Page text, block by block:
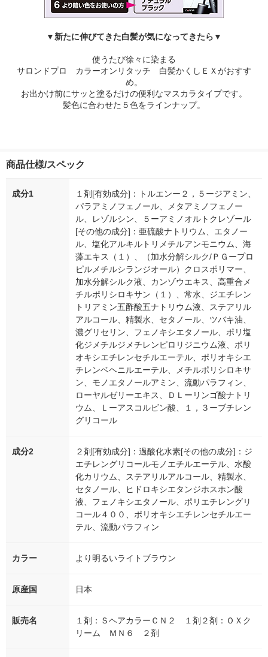
▼新たに伸びてきた白髪が気になってきたら▼
使うたび徐々に染まる
サロンドプロ カラーオンリタッチ 白髪かくしＥＸがおすす
め。
お出かけ前にサッと塗るだけの便利なマスカラタイプです。
髪色に合わせた５色をラインナップ。
商品仕様/スペック
成分1
１剤[有効成分]：トルエンー２，５ージアミン、
パラアミノフェノール、メタアミノフェノー
ル、レゾルシン、５ーアミノオルトクレゾール
[その他の成分]：亜硫酸ナトリウム、エタノー
ル、塩化アルキルトリメチルアンモニウム、海
藻エキス（１）、（加水分解シルク/ＰＧープロ
ピルメチルシランジオール）クロスポリマー、
加水分解シルク液、カンゾウエキス、高重合メ
チルポリシロキサン（１）、常水、ジエチレン
トリアミン五酢酸五ナトリウム液、ステアリル
アルコール、精製水、セタノール、ツバキ油、
濃グリセリン、フェノキシエタノール、ポリ塩
化ジメチルジメチレンピロリジニウム液、ポリ
オキシエチレンセチルエーテル、ポリオキシエ
チレンベヘニルエーテル、メチルポリシロキサ
ン、モノエタノールアミン、流動パラフィン、
ローヤルゼリーエキス、ＤＬーリンゴ酸ナトリ
ウム、Ｌーアスコルビン酸、１，３ーブチレン
グリコール
成分2
２剤[有効成分]：過酸化水素[その他の成分]：ジ
エチレングリコールモノエチルエーテル、水酸
化カリウム、ステアリルアルコール、精製水、
セタノール、ヒドロキシエタンジホスホン酸
液、フェノキシエタノール、ポリエチレングリ
コール４００、ポリオキシエチレンセチルエー
テル、流動パラフィン
カラー より明るいライトブラウン
原産国 日本
販売名
１剤：ＳヘアカラーＣＮ２ １剤２剤：ＯＸク
リーム ＭＮ６ ２剤